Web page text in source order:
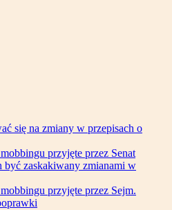
się na zmiany w przepisach o
przyjęte przez Senat
zaskakiwany zmianami w
przyjęte przez Sejm.